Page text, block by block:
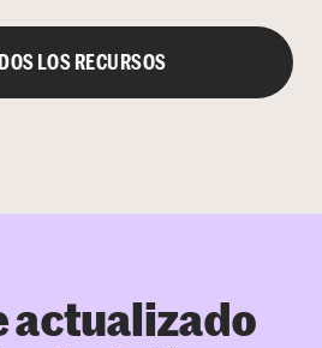
LOS RECURSOS
actualizado